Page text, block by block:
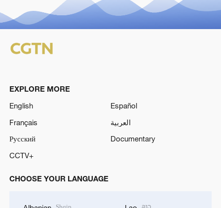
EXPLORE MORE
English
Español
Français
العربية
Русский
Documentary
CCTV+
CHOOSE YOUR LANGUAGE